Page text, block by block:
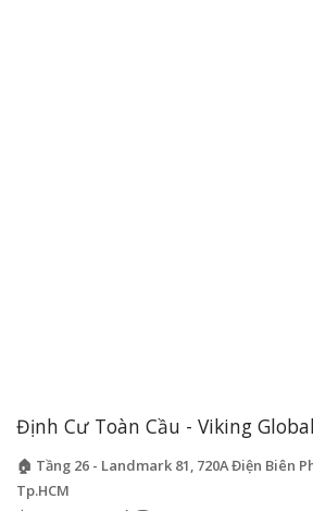
Định Cư Toàn Cầu - Viking
🏠 Tầng 26 - Landmark 81, 720A Điện Biên
Tp.HCM